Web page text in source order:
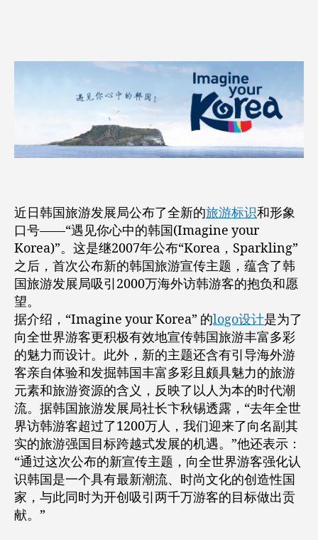
标
志
网！”
遇
见
你
心
中
韩
近日韩国旅游发展局公布了全新的旅游标识和形象
口号——“遇见你心中的韩国(Imagine your
Korea)”。这是继2007年公布“Korea，Sparkling”
之后，首次公布新的韩国旅游宣传主题，蕴含了韩
国旅游发展局吸引2000万海外访韩游客的抱负和愿
望。
据介绍，“Imagine your Korea” 的logo设计是为了
向全世界游客更积极有效地宣传韩国旅游丰富多彩
的魅力而设计。此外，新的主题还含有引导海外游
客亲自体验和发掘韩国丰富多彩且颇具魅力的旅游
元素和旅游资源的含义，反映了以人为本的时代潮
流。据韩国旅游发展局社长卞秋锡透露，“去年全世
界访韩游客超过了1200万人，我们迎来了向名副其
实的旅游强国目标跨越式发展的机遇。”他还表示：
“通过这次公布的新宣传主题，向全世界游客强化认
识韩国是一个具有最新潮流、时尚文化的创造性国
家，与此同时为开创吸引两千万游客的目标做出贡
献。”